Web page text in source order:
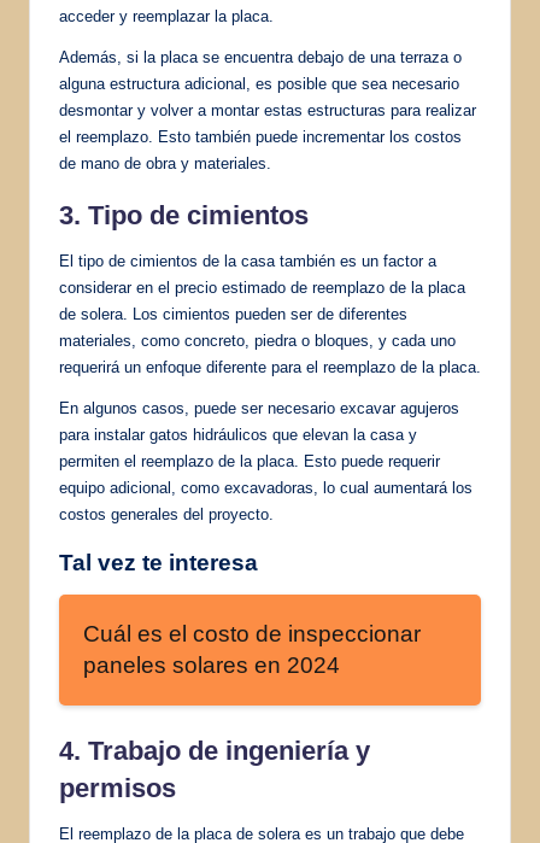
acceder y reemplazar la placa.
Además, si la placa se encuentra debajo de una terraza o
alguna estructura adicional, es posible que sea necesario
desmontar y volver a montar estas estructuras para realizar
el reemplazo. Esto también puede incrementar los costos
de mano de obra y materiales.
3. Tipo de cimientos
El tipo de cimientos de la casa también es un factor a
considerar en el precio estimado de reemplazo de la placa
de solera. Los cimientos pueden ser de diferentes
materiales, como concreto, piedra o bloques, y cada uno
requerirá un enfoque diferente para el reemplazo de la placa.
En algunos casos, puede ser necesario excavar agujeros
para instalar gatos hidráulicos que elevan la casa y
permiten el reemplazo de la placa. Esto puede requerir
equipo adicional, como excavadoras, lo cual aumentará los
costos generales del proyecto.
Tal vez te interesa
Cuál es el costo de inspeccionar
paneles solares en 2024
4. Trabajo de ingeniería y
permisos
El reemplazo de la placa de solera es un trabajo que debe